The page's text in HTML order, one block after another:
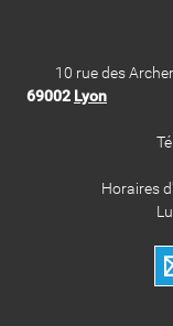
10 rue
69002 Lyon
Horaires